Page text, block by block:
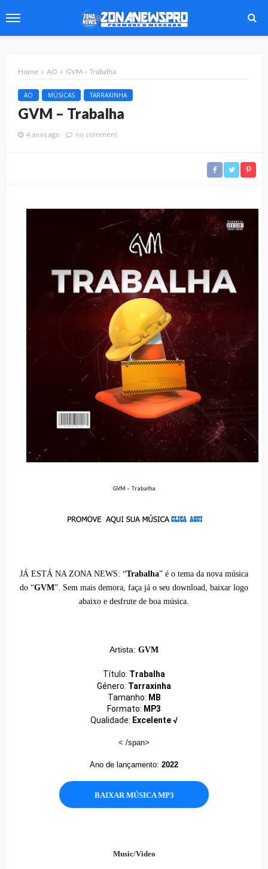
Home AO GVM – Trabalha
AO MÚSICAS TARRAXINHA
GVM – Trabalha
4 anos ago no comment
GVM – Trabalha
JÁ ESTÁ NA ZONA NEWS: “Trabalha” é o tema da nova música
do “GVM”. Sem mais demora, faça já o seu download, baixar logo
abaixo e desfrute de boa música.
Artista: GVM
Título: Trabalha
Género: Tarraxinha
Tamanho: MB
Formato: MP3
Qualidade: Excelente √
< /span>
Ano de lançamento: 2022
BAIXAR MÚSICA MP3
Music/Video